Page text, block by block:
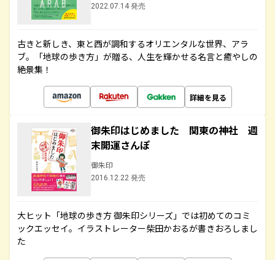
2022.07.14 発売
古きと新しき、東と西が調和するオリエンタルな世界、アラ
ブ。「地球の歩き方」が贈る、人生を輝かせる名言と癒やしの
絶景集！
詳細を見る
御朱印はじめました 関東の神社 週
末開運さんぽ
御朱印
2016.12.22 発売
大ヒット「地球の歩き方 御朱印シリーズ」では初めてのコミ
ックエッセイ。イラストレーター柴田かおるが書きおろしまし
た